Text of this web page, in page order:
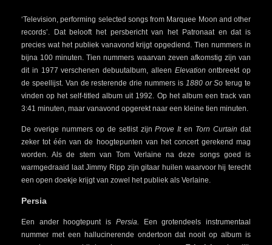
‘Television, performing selected songs from Marquee Moon and other
records’. Dat belooft het persbericht van het Patronaat en dat is
precies wat het publiek vanavond krijgt opgediend. Tien nummers in
bijna 100 minuten. Tien nummers waarvan zeven afkomstig zijn van
dit in 1977 verschenen debuutalbum, alleen Elevationontbreekt op
de speellijst. Van de resterende drie nummers is 1880 or So terug te
vinden op het self-titled album uit 1992. Op het album een track van
3:41 minuten, maar vanavond opgerekt naar een kleine tien minuten.
De overige nummers op de setlist zijnProve Iten Torn Curtain dat
zeker tot één van de hoogtepunten van het concert gerekend mag
worden. Als de stem van Tom Verlaine na deze songs goed is
warmgedraaid laat Jimmy Ripp zijn gitaar huilen waarvoor hij terecht
een open doekje krijgt van zowel het publiek als Verlaine.
Persia
Een ander hoogtepunt is Persia. Een grotendeels instrumentaal
nummer met een hallucinerende ondertoon dat nooit op album is